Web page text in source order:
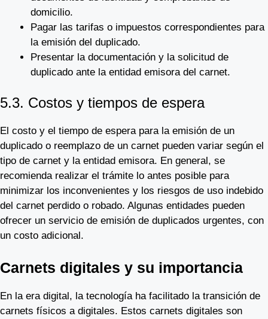
domicilio.
Pagar las tarifas o impuestos correspondientes para
la emisión del duplicado.
Presentar la documentación y la solicitud de
duplicado ante la entidad emisora del carnet.
5.3. Costos y tiempos de espera
El costo y el tiempo de espera para la emisión de un
duplicado o reemplazo de un carnet pueden variar según el
tipo de carnet y la entidad emisora. En general, se
recomienda realizar el trámite lo antes posible para
minimizar los inconvenientes y los riesgos de uso indebido
del carnet perdido o robado. Algunas entidades pueden
ofrecer un servicio de emisión de duplicados urgentes, con
un costo adicional.
Carnets digitales y su importancia
En la era digital, la tecnología ha facilitado la transición de
carnets físicos a digitales. Estos carnets digitales son